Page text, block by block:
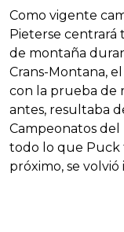
Como vigente
Pieterse centrará
de montaña
Crans-Montana,
con la prueba de
antes, resultaba
Campeonatos
todo lo que
próximo, se volvió